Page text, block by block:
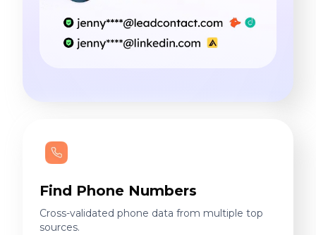
Find Phone Numbers
Cross-validated phone data from multiple top
sources.